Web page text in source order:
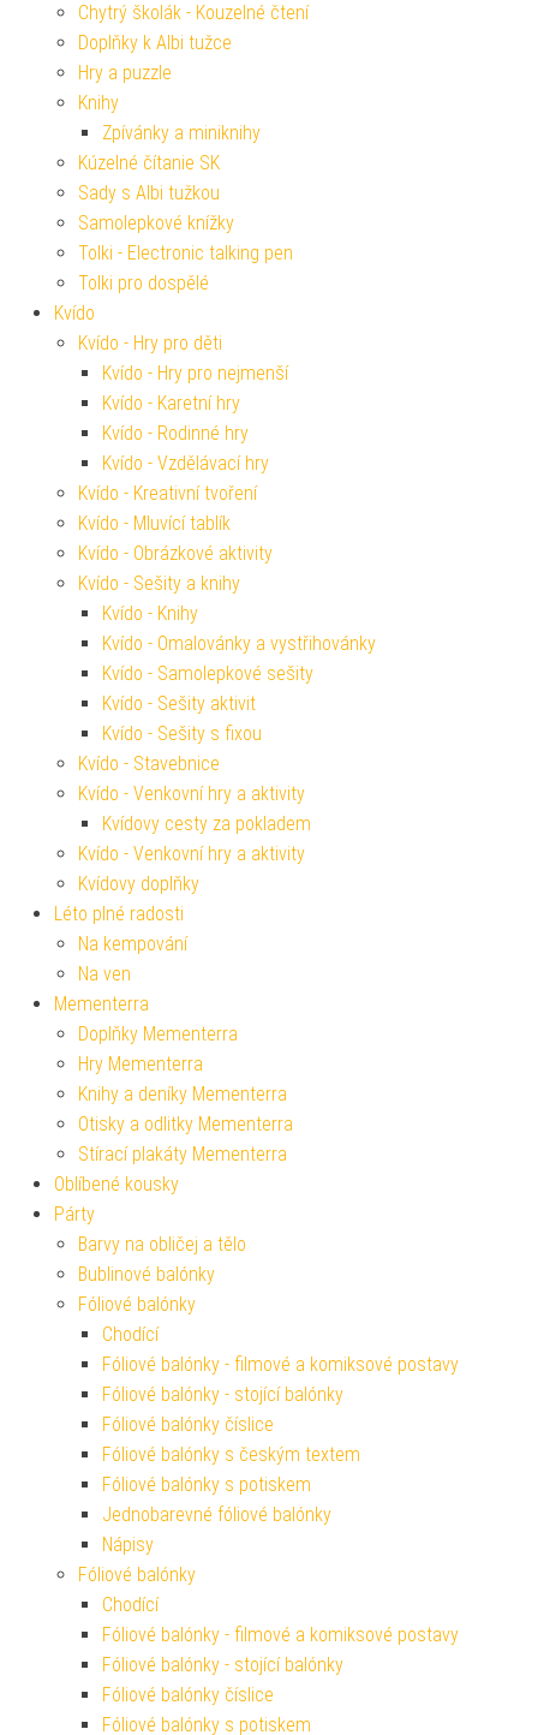
Chytrý školák - Kouzelné čtení
Doplňky k Albi tužce
Hry a puzzle
Knihy
Zpívánky a miniknihy
Kúzelné čítanie SK
Sady s Albi tužkou
Samolepkové knížky
Tolki - Electronic talking pen
Tolki pro dospělé
Kvído
Kvído - Hry pro děti
Kvído - Hry pro nejmenší
Kvído - Karetní hry
Kvído - Rodinné hry
Kvído - Vzdělávací hry
Kvído - Kreativní tvoření
Kvído - Mluvící tablík
Kvído - Obrázkové aktivity
Kvído - Sešity a knihy
Kvído - Knihy
Kvído - Omalovánky a vystřihovánky
Kvído - Samolepkové sešity
Kvído - Sešity aktivit
Kvído - Sešity s fixou
Kvído - Stavebnice
Kvído - Venkovní hry a aktivity
Kvídovy cesty za pokladem
Kvído - Venkovní hry a aktivity
Kvídovy doplňky
Léto plné radosti
Na kempování
Na ven
Mementerra
Doplňky Mementerra
Hry Mementerra
Knihy a deníky Mementerra
Otisky a odlitky Mementerra
Stírací plakáty Mementerra
Oblíbené kousky
Párty
Barvy na obličej a tělo
Bublinové balónky
Fóliové balónky
Chodící
Fóliové balónky - filmové a komiksové postavy
Fóliové balónky - stojící balónky
Fóliové balónky číslice
Fóliové balónky s českým textem
Fóliové balónky s potiskem
Jednobarevné fóliové balónky
Nápisy
Fóliové balónky
Chodící
Fóliové balónky - filmové a komiksové postavy
Fóliové balónky - stojící balónky
Fóliové balónky číslice
Fóliové balónky s potiskem